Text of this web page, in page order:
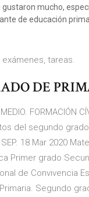
mucho,
de educación
exámenes, tareas.
DE
FORMACIÓN
del segundo
18 Mar 2020
Primer grado
de Convivencia
Segundo